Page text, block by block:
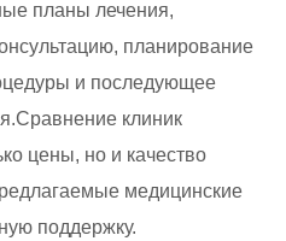
планы лечения,
планирование
и последующее
клиник
цены, но и качество
медицинские
поддержку.